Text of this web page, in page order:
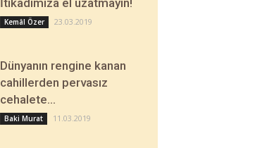
İtikadımıza el uzatmayın!
Kemâl Özer 23.03.2019
Dünyanın rengine kanan
cahillerden pervasız
cehalete…
Baki Murat 11.03.2019